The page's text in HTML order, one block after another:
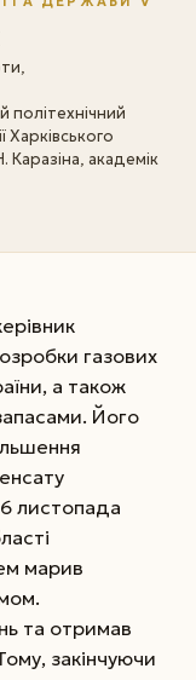
політехнічний
Харківського
Каразіна, академік
газових
а також
Його
листопада
марив
та отримав
закінчуючи